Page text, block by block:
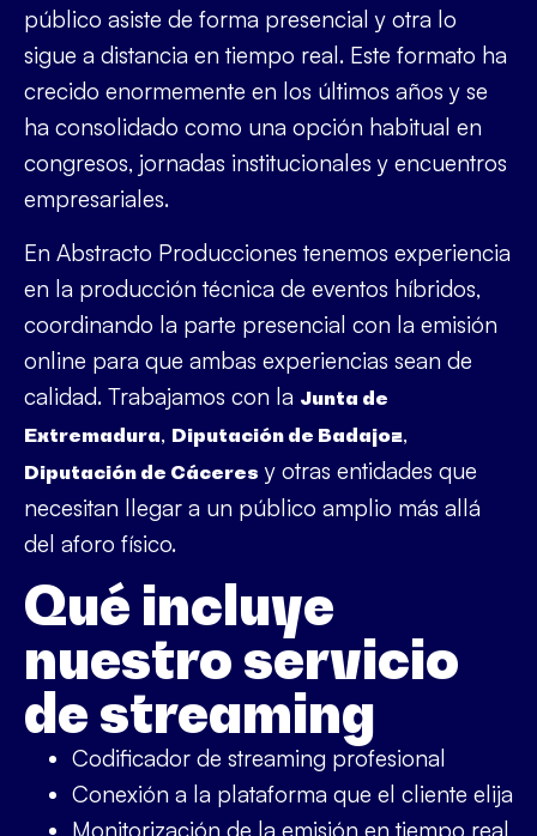
público asiste de forma presencial y otra lo
sigue a distancia en tiempo real. Este formato ha
crecido enormemente en los últimos años y se
ha consolidado como una opción habitual en
congresos, jornadas institucionales y encuentros
empresariales.
En Abstracto Producciones tenemos experiencia
en la producción técnica de eventos híbridos,
coordinando la parte presencial con la emisión
online para que ambas experiencias sean de
calidad. Trabajamos con la Junta de
Extremadura, Diputación de Badajoz,
Diputación de Cáceres y otras entidades que
necesitan llegar a un público amplio más allá
del aforo físico.
Qué incluye
nuestro servicio
de streaming
Codificador de streaming profesional
Conexión a la plataforma que el cliente elija